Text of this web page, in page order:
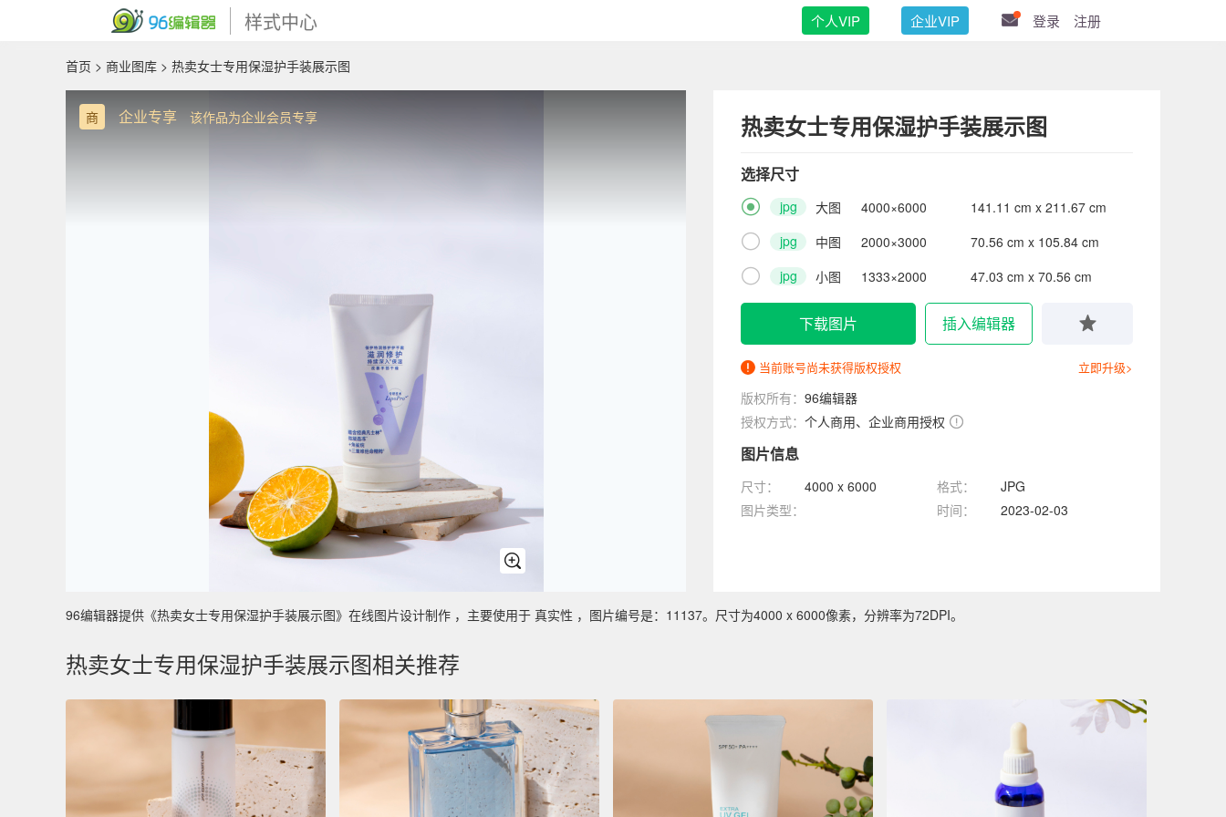
样式中心 个人VIP 企业VIP 登录 注册
首页 > 商业图库 > 热卖女士专用保湿护手装展示图
商 企业专享 该作品为企业会员专享 热卖女士专用保湿护手装展示图
选择尺寸
 jpg 大图 4000×6000 141.11 cm x 211.67 cm
 jpg 中图 2000×3000 70.56 cm x 105.84 cm
 jpg 小图 1333×2000 47.03 cm x 70.56 cm
下载图片 插入编辑器
当前账号尚未获得版权授权 立即升级>
版权所有： 96编辑器
授权方式： 个人商用、企业商用授权
图片信息
尺寸： 4000 x 6000 格式：
JPG
图片类型：
时间： 2023-02-03
96编辑器提供《热卖女士专用保湿护手装展示图》在线图片设计制作 ，主要使用于 真实性 ，图片编号是：11137。尺寸为4000 x 6000像素，分辨率为72DPI。
热卖女士专用保湿护手装展示图相关推荐